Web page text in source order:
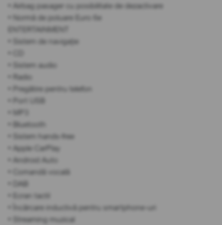
• Airbag pasager cu posibilitate de dezactivare
• Normă de poluare Euro 6e
ENTERTAINMENT
• Sistem de navigație
• Sistem audio
• Radio
• Pregătire pentru telefon
• Port USB
• MP3
• Bluetooth
• Sistem hands-free
• Apple CarPlay
• Android Auto
• Comandă vocală
• DAB
• Ecran tactil
• Încărcare inductivă pentru smartphone-uri
• Streaming muzical